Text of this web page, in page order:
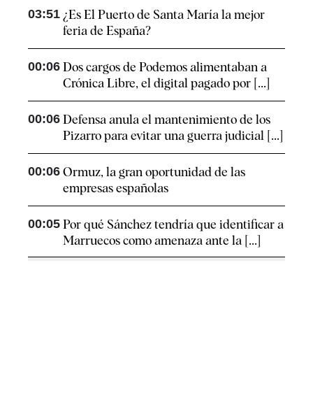
03:51 ¿Es El Puerto de Santa María la mejor
feria de España?
00:06 Dos cargos de Podemos alimentaban a
Crónica Libre, el digital pagado por [...]
00:06 Defensa anula el mantenimiento de los
Pizarro para evitar una guerra judicial [...]
00:06 Ormuz, la gran oportunidad de las
empresas españolas
00:05 Por qué Sánchez tendría que identificar a
Marruecos como amenaza ante la [...]